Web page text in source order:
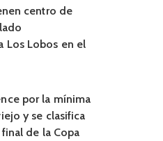
centro de
Los Lobos en el
por la mínima
y se clasifica
de la Copa